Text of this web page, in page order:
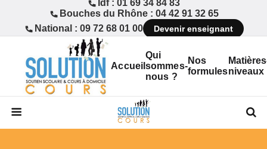
Idf : 01 69 34 84 83
Bouches du Rhône : 04 42 91 32 65
National : 09 72 68 01 00
Devenir enseignant
Accueil
Qui
sommes-
nous ?
Nos
formulesniveaux